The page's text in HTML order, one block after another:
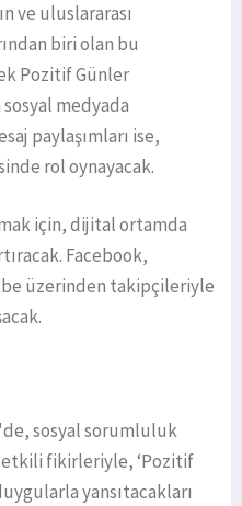
ve uluslararası
biri olan bu
Pozitif Günler
medyada
paylaşımları ise,
rol oynayacak.
için, dijital ortamda
Facebook,
üzerinden takipçileriyle
sosyal sorumluluk
fikirleriyle, ‘Pozitif
yansıtacakları